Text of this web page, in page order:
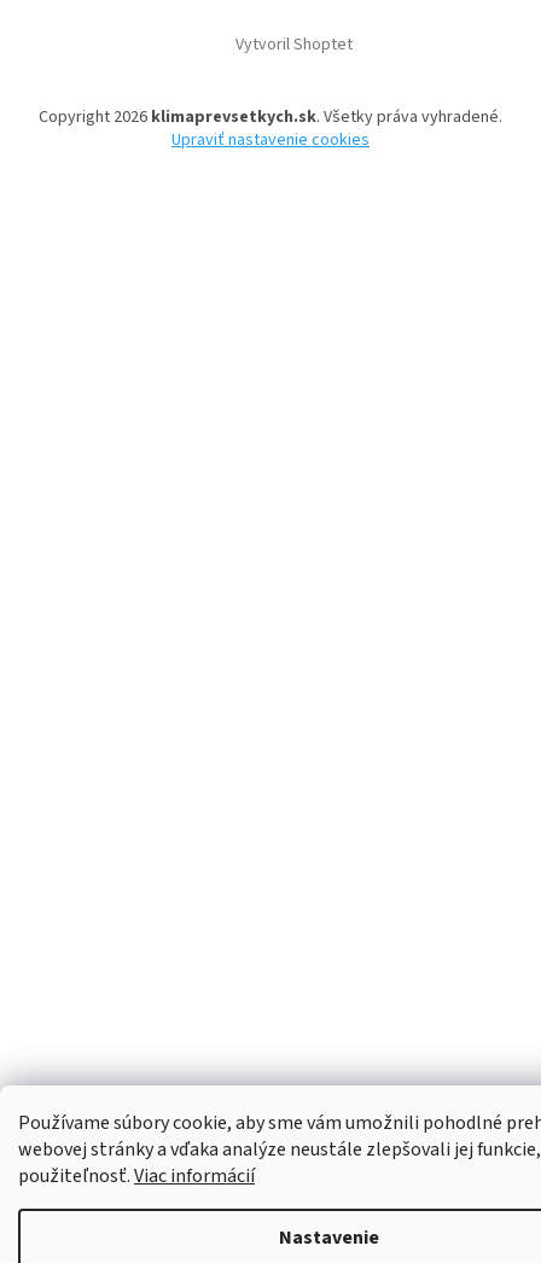
Používame súbory cookie, aby sme vám umožnili pohodlné
webovej stránky a vďaka analýze neustále zlepšovali jej
použiteľnosť.Viac informácií
Nastavenie
Vytvoril Shoptet
Copyright 2026 klimaprevsetkych.sk. Všetky práva vyhradené.
Upraviť nastavenie cookies